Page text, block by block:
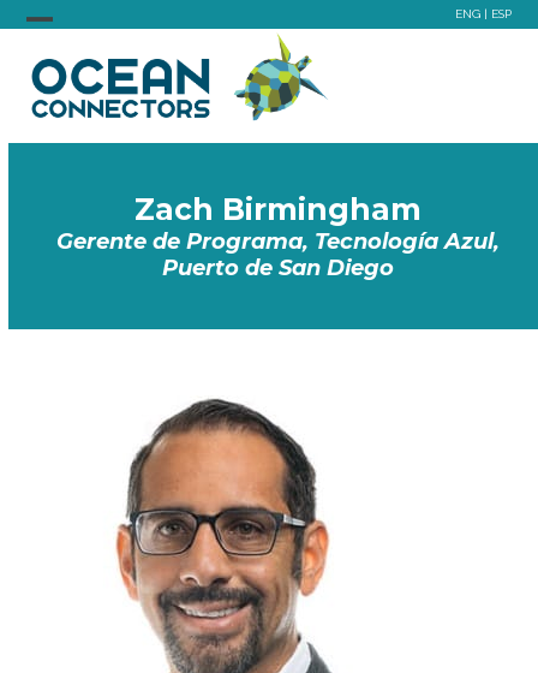
to
content
ENG| ESP
mobile
menu
mobile
menu
Zach Birmingham
Gerente de Programa, Tecnología Azul,
Puerto de San Diego